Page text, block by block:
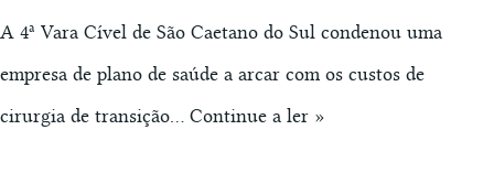
A 4ª Vara Cível de São Caetano do Sul condenou uma
empresa de plano de saúde a arcar com os custos de
cirurgia de transição… Continue a ler »